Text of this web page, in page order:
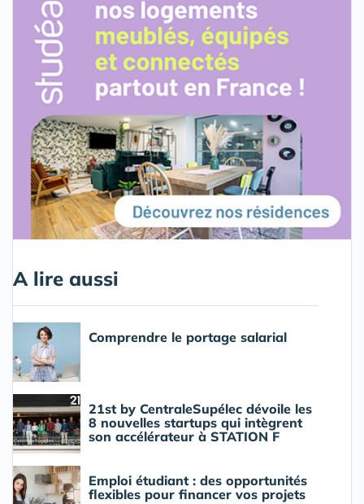
A lire aussi
Comprendre le portage salarial
21st by CentraleSupélec dévoile les
8 nouvelles startups qui intègrent
son accélérateur à STATION F
Emploi étudiant : des opportunités
flexibles pour financer vos projets